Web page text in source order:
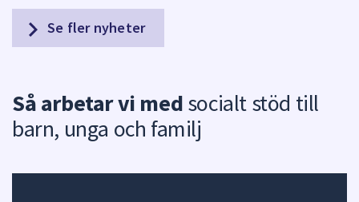
Se fler nyheter
Så arbetar vi medsocialt stöd till
barn, unga och familj